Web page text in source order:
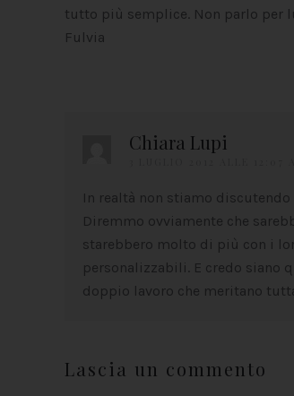
tutto più semplice. Non parlo per
Fulvia
Chiara Lupi
In realtà non stiamo
Diremmo ovviamente che
starebbero molto di più con i
personalizzabili. E credo siano
doppio lavoro che meritano
Lascia un commento